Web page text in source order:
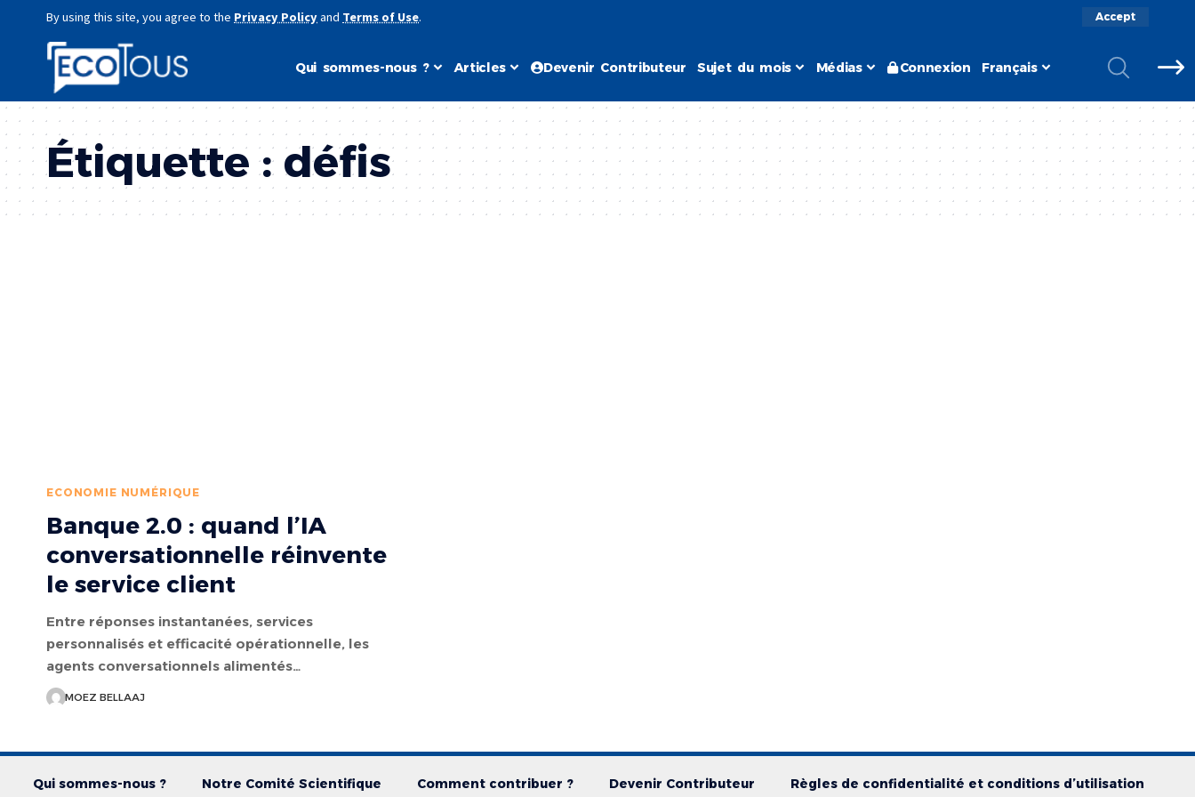
By using this site, you agree to the Privacy Policyand Terms of Use. Accept
Qui sommes-nous ? Articles Devenir Contributeur Sujet du mois Médias Connexion Français
Étiquette : défis
ECONOMIE NUMÉRIQUE
Banque 2.0 : quand l’IA
conversationnelle réinvente
le service client
Entre réponses instantanées, services
personnalisés et efficacité opérationnelle, les
agents conversationnels alimentés…
MOEZ BELLAAJ
Qui sommes-nous ? Notre Comité Scientifique Comment contribuer ? Devenir Contributeur
Règles de confidentialité et conditions d’utilisation